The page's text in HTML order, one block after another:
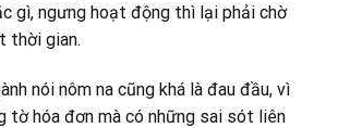
gì, ngưng hoạt động thì lại phải chờ
thời gian.
nói nôm na cũng khá là đau đầu, vì
tờ hóa đơn mà có những sai sót liên